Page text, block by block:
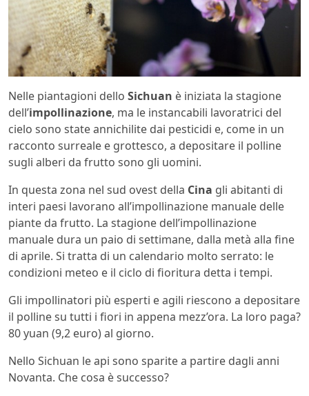
Nelle piantagioni dello Sichuan è iniziata la stagione
dell’impollinazione, ma le instancabili lavoratrici del
cielo sono state annichilite dai pesticidi e, come in un
racconto surreale e grottesco, a depositare il polline
sugli alberi da frutto sono gli uomini.
In questa zona nel sud ovest della Cina gli abitanti di
interi paesi lavorano all’impollinazione manuale delle
piante da frutto. La stagione dell’impollinazione
manuale dura un paio di settimane, dalla metà alla fine
di aprile. Si tratta di un calendario molto serrato: le
condizioni meteo e il ciclo di fioritura detta i tempi.
Gli impollinatori più esperti e agili riescono a depositare
il polline su tutti i fiori in appena mezz’ora. La loro paga?
80 yuan (9,2 euro) al giorno.
Nello Sichuan le api sono sparite a partire dagli anni
Novanta. Che cosa è successo?